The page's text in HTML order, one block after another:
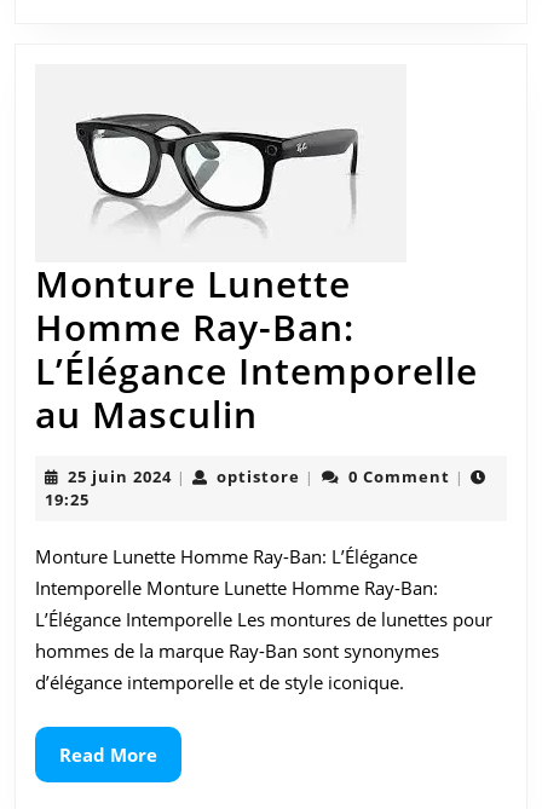
Style
au
Féminin
Monture Lunette
Homme Ray-Ban:
L’Élégance Intemporelle
au Masculin
Homme
Ray-
Ban:
L’Élégance
Intemporelle
25 juin 202425| optistore optistore
| 0 Comment |
19:25
Monture Lunette Homme Ray-Ban: L’Élégance
Intemporelle Monture Lunette Homme Ray-Ban:
L’Élégance Intemporelle Les montures de lunettes pour
hommes de la marque Ray-Ban sont synonymes
d’élégance intemporelle et de style iconique.
Read MoreRead
More